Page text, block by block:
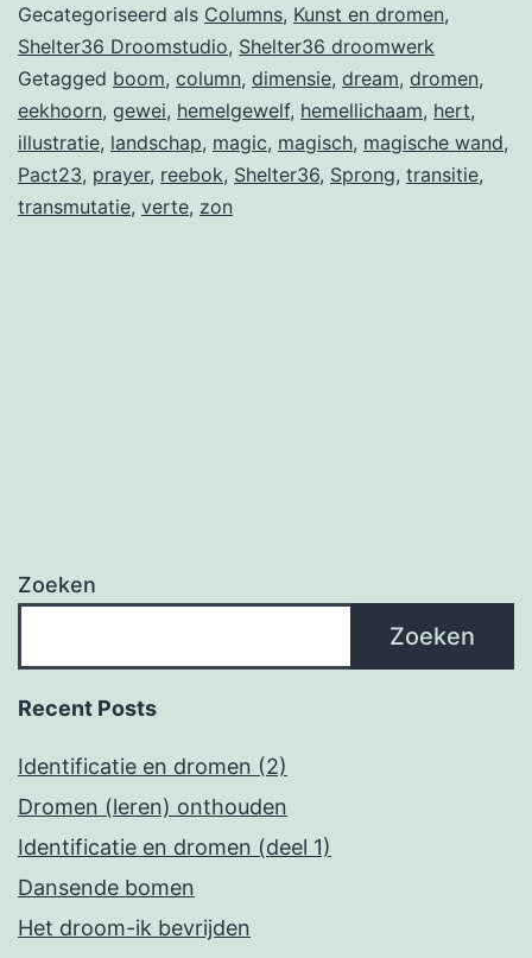
Gecategoriseerd als Columns, Kunst en dromen,
Shelter36 Droomstudio, Shelter36 droomwerk
Getagged boom, column, dimensie, dream, dromen,
eekhoorn, gewei, hemelgewelf, hemellichaam, hert,
illustratie, landschap, magic, magisch, magische wand,
Pact23, prayer, reebok, Shelter36, Sprong, transitie,
transmutatie, verte, zon
Zoeken
Zoeken
Recent Posts
Identificatie en dromen (2)
Dromen (leren) onthouden
Identificatie en dromen (deel 1)
Dansende bomen
Het droom-ik bevrijden